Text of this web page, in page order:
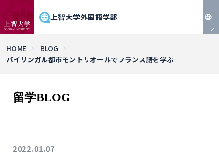
上智大学外国語学部
HOME
BLOG
バイリンガル都市モントリオールでフランス語を学ぶ
留学BLOG
2022.01.07